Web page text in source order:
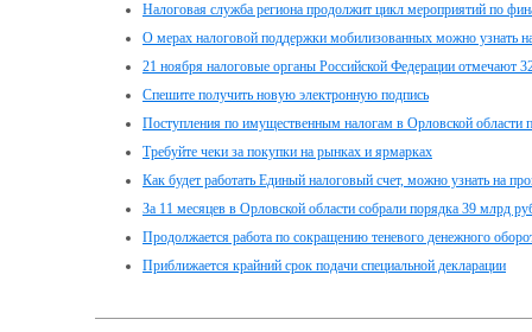
Налоговая служба региона продолжит цикл мероприятий по
О мерах налоговой поддержки мобилизованных можно узнать
21 ноября налоговые органы Российской Федерации отмечают
Спешите получить новую электронную подпись
Поступления по имущественным налогам в Орловской области
Требуйте чеки за покупки на рынках и ярмарках
Как будет работать Единый налоговый счет, можно узнать на
За 11 месяцев в Орловской области собрали порядка 39 млрд
Продолжается работа по сокращению теневого денежного
Приближается крайний срок подачи специальной декларации